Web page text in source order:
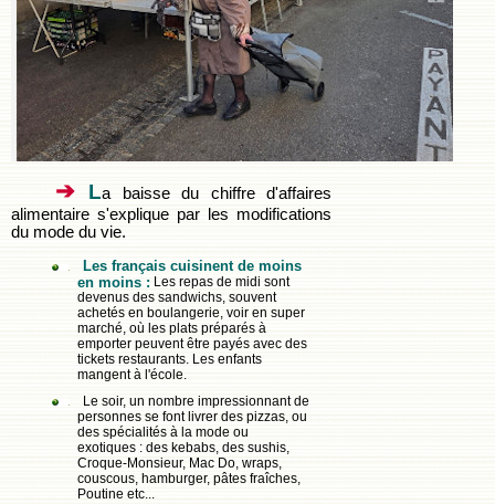
➔ La baisse du chiffre d'affaires
alimentaire s'explique par les modifications
du mode du vie.
Les français cuisinent de moins
en moins : Les repas de midi sont
devenus des sandwichs, souvent
achetés en boulangerie, voir en super
marché, où les plats préparés à
emporter peuvent être payés avec des
tickets restaurants. Les enfants
mangent à l'école.
Le soir, un nombre impressionnant de
personnes se font livrer des pizzas, ou
des spécialités à la mode ou
exotiques : des kebabs, des sushis,
Croque-Monsieur, Mac Do, wraps,
couscous, hamburger, pâtes fraîches,
Poutine etc...